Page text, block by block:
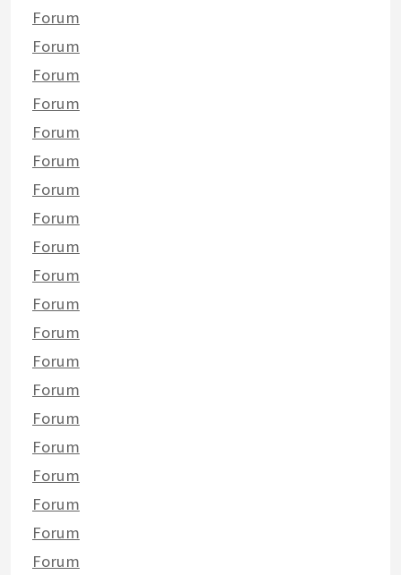
Forum
Forum
Forum
Forum
Forum
Forum
Forum
Forum
Forum
Forum
Forum
Forum
Forum
Forum
Forum
Forum
Forum
Forum
Forum
Forum